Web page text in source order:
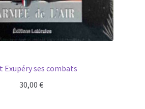
Exupéry ses combats
30,00 €